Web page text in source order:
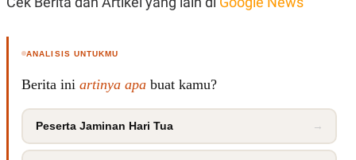
ANALISIS UNTUKMU
Berita ini artinya apa buat kamu?
Peserta Jaminan Hari Tua →